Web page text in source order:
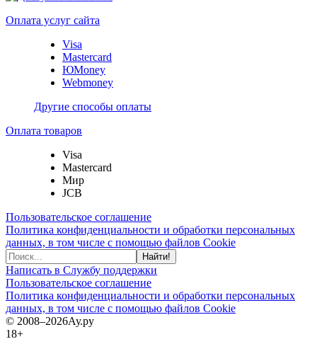
Оплата услуг сайта
Visa
Mastercard
ЮMoney
Webmoney
Другие способы оплаты
Оплата товаров
Visa
Mastercard
Мир
JCB
Пользовательское соглашение
Политика конфиденциальности и обработки персональных
данных, в том числе с помощью файлов Cookie
Найти!
Написать в Службу поддержки
Пользовательское соглашение
Политика конфиденциальности и обработки персональных
данных, в том числе с помощью файлов Cookie
© 2008–2026Ау.ру
18+